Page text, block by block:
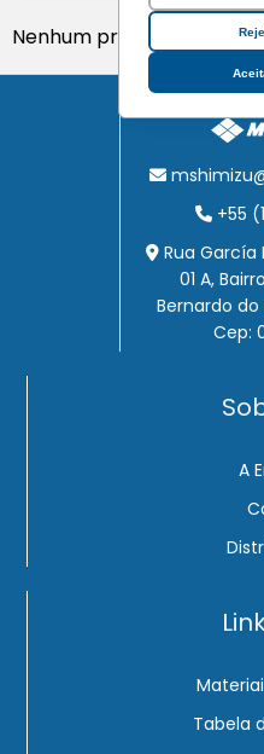
Nenhum produto
+55
Rua García
01 A,
Bernardo do
Cep:
A
Tabela